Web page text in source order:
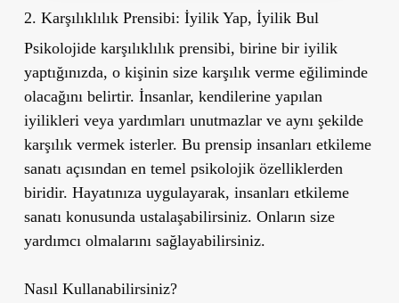
2. Karşılıklılık Prensibi: İyilik Yap, İyilik Bul
Psikolojide karşılıklılık prensibi, birine bir iyilik
yaptığınızda, o kişinin size karşılık verme eğiliminde
olacağını belirtir. İnsanlar, kendilerine yapılan
iyilikleri veya yardımları unutmazlar ve aynı şekilde
karşılık vermek isterler. Bu prensip insanları etkileme
sanatı açısından en temel psikolojik özelliklerden
biridir. Hayatınıza uygulayarak, insanları etkileme
sanatı konusunda ustalaşabilirsiniz. Onların size
yardımcı olmalarını sağlayabilirsiniz.
Nasıl Kullanabilirsiniz?